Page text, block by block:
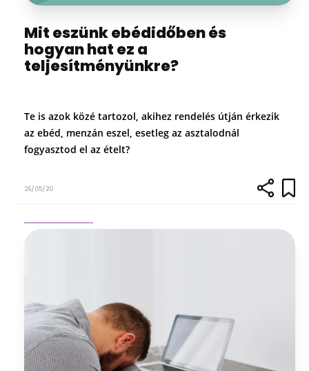
Mit eszünk ebédidőben és
hogyan hat ez a
teljesítményünkre?
Te is azok közé tartozol, akihez rendelés útján érkezik
az ebéd, menzán eszel, esetleg az asztalodnál
fogyasztod el az ételt?
26/05/20